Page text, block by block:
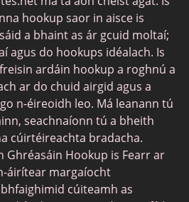
hookup saor in aisce is
a bhaint as ár gcuid moltaí;
agus do hookups idéalach. Is
ardáin hookup a roghnú a
ar do chuid airgid agus a
n-éireoidh leo. Má leanann tú
seachnaíonn tú a bheith
cúirtéireachta bradacha.
Ghréasáin Hookup is Fearr ar
áirítear margaíocht
cúiteamh as